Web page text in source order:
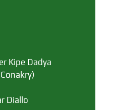
Kipe Dadya
Diallo